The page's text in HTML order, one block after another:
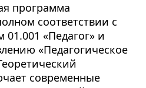
программа
соответствии с
01.001 «Педагог» и
«Педагогическое
современные